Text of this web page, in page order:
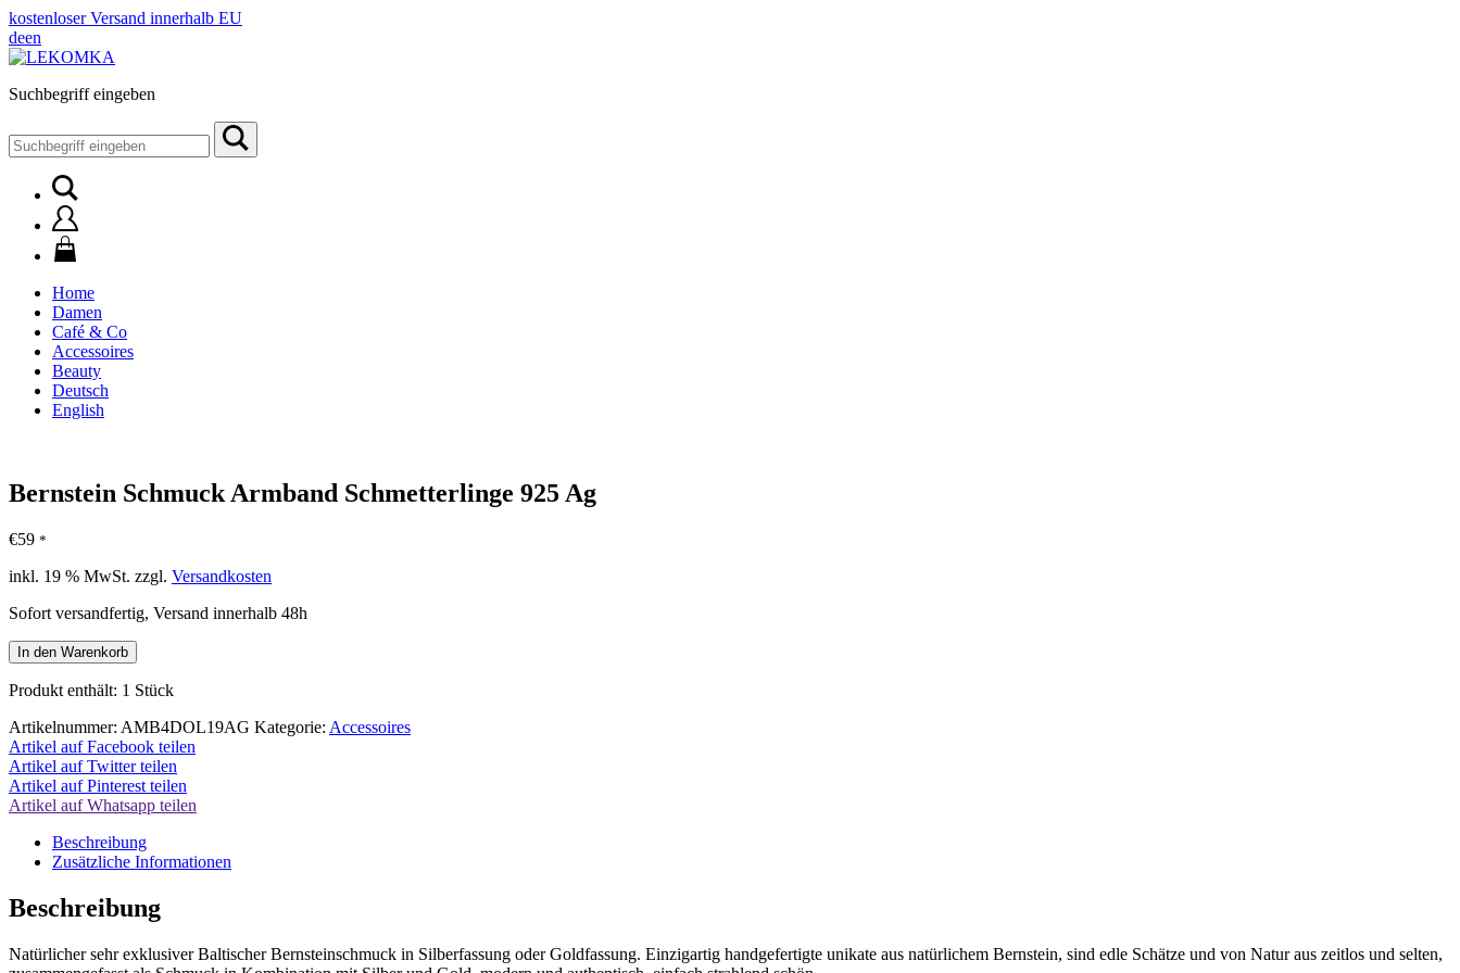
kostenloser Versand innerhalb EU
deen
Suchbegriff eingeben
nach:
Home
Damen
Café & Co
Accessoires
Beauty
Deutsch
English
Bernstein Schmuck Armband Schmetterlinge 925 Ag
€59 *
inkl. 19 % MwSt. zzgl. Versandkosten
Sofort versandfertig, Versand innerhalb 48h
Bernstein
Schmuck
Armband
925
Ag
Menge
In den Warenkorb
Produkt enthält: 1 Stück
Artikelnummer: AMB4DOL19AG Kategorie: Accessoires
Artikel auf Facebook teilen
Artikel auf Twitter teilen
Artikel auf Pinterest teilen
Artikel auf Whatsapp teilen
Beschreibung
Zusätzliche Informationen
Beschreibung
Natürlicher sehr exklusiver Baltischer Bernsteinschmuck in Silberfassung oder Goldfassung. Einzigartig handgefertigte unikate aus natürlichem Bernstein, sind edle Schätze und von Natur aus zeitlos und selten,